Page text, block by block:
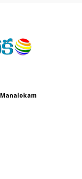
Manalokam